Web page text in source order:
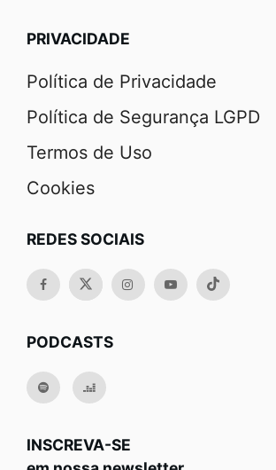
PRIVACIDADE
Política de Privacidade
Política de Segurança LGPD
Termos de Uso
Cookies
REDES SOCIAIS
PODCASTS
INSCREVA-SE